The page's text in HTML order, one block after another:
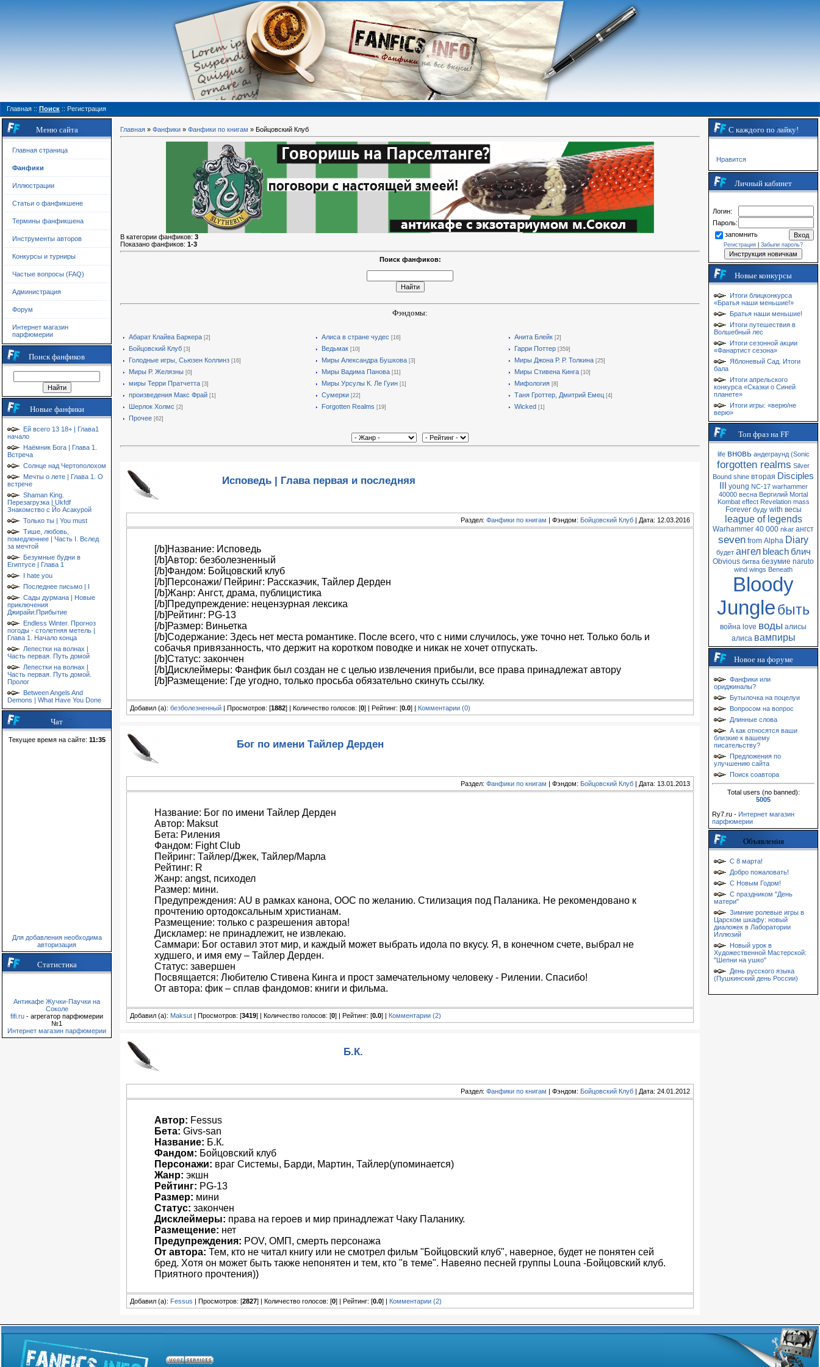
Главная :: Поиск :: Регистрация
Меню сайта
Главная страница
Фанфики
Иллюстрации
Статьи о фанфикшене
Термины фанфикшена
Инструменты авторов
Конкурсы и турниры
Частые вопросы (FAQ)
Администрация
Форум
Интернет магазин
парфюмерии
Поиск фанфиков
Новые фанфики
Ей всего 13 18+ | Глава1
начало
Наёмник Бога | Глава 1.
Встреча
Солнце над Чертополохом
Мечты о лете | Глава 1. О
встрече
Shaman King.
Перезагрузка | Ukfdf
Знакомство с Йо Асакурой
Только ты | You must
Тише, любовь,
помедленнее | Часть I. Вслед
за мечтой
Безумные будни в
Египтусе | Глава 1
I hate you
Последнее письмо | I
Сады дурмана | Новые
приключения
Джирайи:Прибытие
Endless Winter. Прогноз
погоды - столетняя метель |
Глава 1. Начало конца
Лепестки на волнах |
Часть первая. Путь домой
Лепестки на волнах |
Часть первая. Путь домой.
Пролог
Between Angels And
Demons | What Have You Done
Чат
Текущее время на сайте: 11:35
Для добавления необходима
авторизация
Статистика
Антикафе Жучки-Паучки на
Соколе
fifi.ru - агрегатор парфюмерии
№1
Интернет магазин парфюмерии
Главная » Фанфики » Фанфики по книгам » Бойцовский Клуб
В категории фанфиков: 3
Показано фанфиков: 1-3
Поиск фанфиков:
Фэндомы:
Абарат Клайва Баркера [2] Алиса в стране чудес [16] Анита Блейк [2]
Бойцовский Клуб [3] Ведьмак [10] Гарри Поттер [359]
Голодные игры, Сьюзен Коллинз [16] Миры Александра Бушкова [3] Миры Джона Р. Р. Толкина [25]
Миры Р. Желязны [0] Миры Вадима Панова [11] Миры Стивена Кинга [10]
миры Терри Пратчетта [3] Миры Урсулы К. Ле Гуин [1] Мифология [8]
произведения Макс Фрай [1] Сумерки [22] Таня Гроттер, Дмитрий Емец [4]
Шерлок Холмс [2] Forgotten Realms [19] Wicked [1]
Прочее [62]
Исповедь | Глава первая и последняя
Раздел: Фанфики по книгам | Фэндом: Бойцовский Клуб | Дата: 12.03.2016
[/b]Название: Исповедь
[/b]Автор: безболезненный
[/b]Фандом: Бойцовский клуб
[/b]Персонажи/ Пейринг: Рассказчик, Тайлер Дерден
[/b]Жанр: Ангст, драма, публицистика
[/b]Предупреждение: нецензурная лексика
[/b]Рейтинг: PG-13
[/b]Размер: Виньетка
[/b]Содержание: Здесь нет места романтике. После всего, что с ними случилось, уже точно нет. Только боль и
собачья привязанность, что держит на коротком поводке и никак не хочет отпускать.
[/b]Статус: закончен
[/b]Дисклеймеры: Фанфик был создан не с целью извлечения прибыли, все права принадлежат автору
[/b]Размещение: Где угодно, только просьба обязательно скинуть ссылку.
Добавил (а): безболезненный | Просмотров: [1882] | Количество голосов: [0] | Рейтинг: [0.0] | Комментарии (0)
Бог по имени Тайлер Дерден
Раздел: Фанфики по книгам | Фэндом: Бойцовский Клуб | Дата: 13.01.2013
Название: Бог по имени Тайлер Дерден
Автор: Maksut
Бета: Риления
Фандом: Fight Club
Пейринг: Тайлер/Джек, Тайлер/Марла
Рейтинг: R
Жанр: angst, психодел
Размер: мини.
Предупреждения: AU в рамках канона, ООС по желанию. Стилизация под Паланика. Не рекомендовано к
прочтению ортодоксальным христианам.
Размещение: только с разрешения автора!
Дискламер: не принадлежит, не извлекаю.
Саммари: Бог оставил этот мир, и каждый может выбрать идола по вкусу. Я, в конечном счете, выбрал не
худшего, и имя ему – Тайлер Дерден.
Статус: завершен
Посвящается: Любителю Стивена Кинга и прост замечательному человеку - Рилении. Спасибо!
От автора: фик – сплав фандомов: книги и фильма.
Добавил (а): Maksut | Просмотров: [3419] | Количество голосов: [0] | Рейтинг: [0.0] | Комментарии (2)
Б.К.
Раздел: Фанфики по книгам | Фэндом: Бойцовский Клуб | Дата: 24.01.2012
Автор: Fessus
Бета: Givs-san
Название: Б.К.
Фандом: Бойцовский клуб
Персонажи: враг Системы, Барди, Мартин, Тайлер(упоминается)
Жанр: экшн
Рейтинг: PG-13
Размер: мини
Статус: закончен
Дисклеймеры: права на героев и мир принадлежат Чаку Паланику.
Размещение: нет
Предупреждения: POV, ОМП, смерть персонажа
От автора: Тем, кто не читал книгу или не смотрел фильм "Бойцовский клуб", наверное, будет не понятен сей
бред. Хотя он может быть также непонятен и тем, кто "в теме". Навеяно песней группы Louna -Бойцовский клуб.
Приятного прочтения))
Добавил (а): Fessus | Просмотров: [2827] | Количество голосов: [0] | Рейтинг: [0.0] | Комментарии (2)
С каждого по лайку!
Нравится
Личный кабинет
Логин:
Пароль:
запомнить
Регистрация Забыли пароль?
Новые конкурсы
Итоги блицконкурса
«Братья наши меньшие!»
Братья наши меньшие!
Итоги путешествия в
Волшебный лес
Итоги сезонной акции
«Фанартист сезона»
Яблоневый Сад. Итоги
бала
Итоги апрельского
конкурса «Сказки о Синей
планете»
Итоги игры: «верю/не
верю»
Топ фраз на FF
life вновь андеграунд (Sonic
forgotten realms Silver
Bound shine вторая Disciples
young NC-17 warhammer
40000 весна Вергилий Mortal
Kombat effect Revelation mass
Forever буду with весы
league of legends
Warhammer 40 000 nkar ангст
seven from Alpha Diary
будет ангел bleach блич
Obvious битва безумие naruto
wind wings Beneath
Bloody
Jungleбыть
война love воды алисы
алиса вампиры
Новое на форуме
Фанфики или
ориджиналы?
Бутылочка на поцелуи
Вопросом на вопрос
Длинные слова
А как относятся ваши
близкие к вашему
писательству?
Предложения по
улучшению сайта
Поиск соавтора
Total users (no banned):
5005
Ry7.ru - Интернет магазин
парфюмерии
Объявления
С 8 марта!
Добро пожаловать!
С Новым Годом!
С праздником "День
матери"
Зимние ролевые игры в
Царском шкафу: новый
диаложек в Лаборатории
Иллюзий
Новый урок в
Художественной Мастерской:
"Шепни на ушко"
День русского языка
(Пушкинский день России)